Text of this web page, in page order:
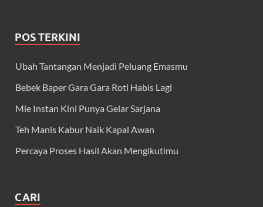
POS TERKINI
Ubah Tantangan Menjadi Peluang Emasmu
Bebek Baper Gara Gara Roti Habis Lagi
Mie Instan Kini Punya Gelar Sarjana
Teh Manis Kabur Naik Kapal Awan
Percaya Proses Hasil Akan Mengikutimu
CARI